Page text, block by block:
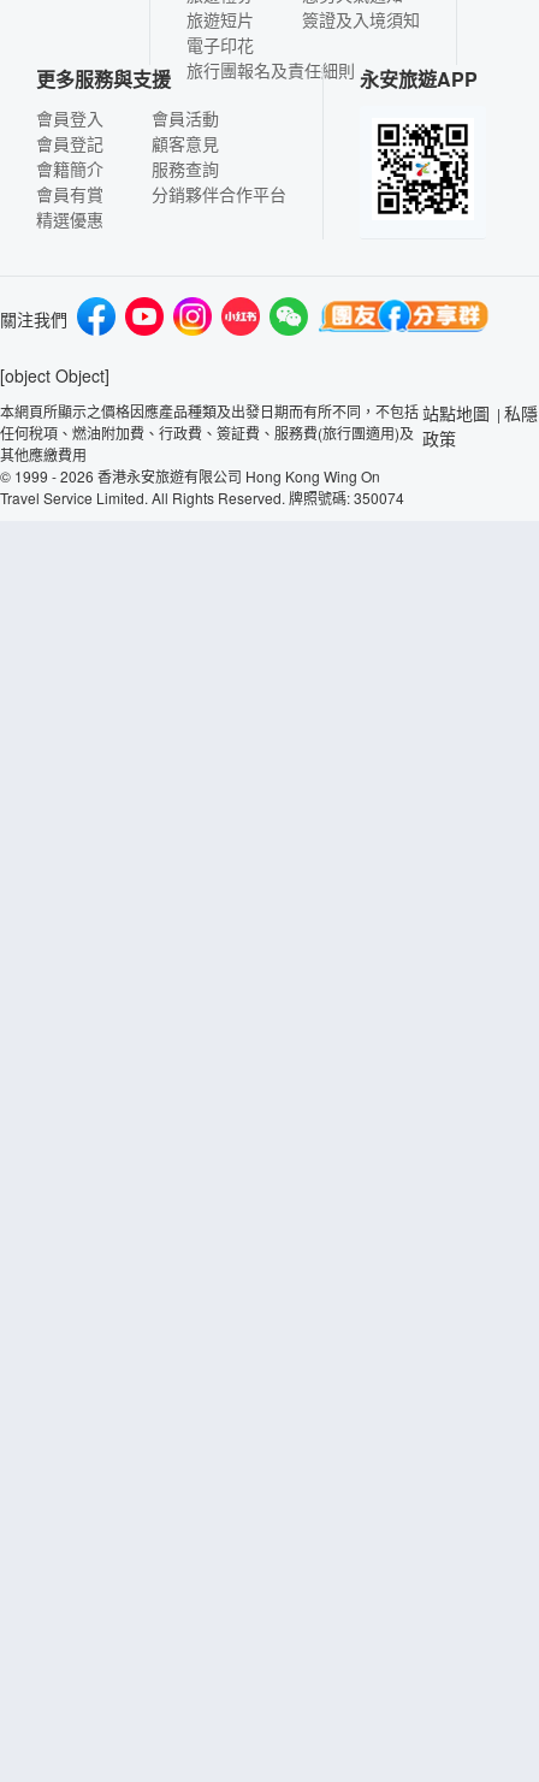
旅遊短片
電子印花
簽證及入境須知
旅行團報名及責任細則
更多服務與支援
會員登入
會員登記
會籍簡介
會員有賞
精選優惠
會員活動
顧客意見
服務查詢
分銷夥伴合作平台
永安旅遊APP
關注我們
[object Object]
本網頁所顯示之價格因應產品種類及出發日期而有所不同，不包括
任何稅項、燃油附加費、行政費、簽証費、服務費(旅行團適用)及
其他應繳費用
© 1999 - 2026 香港永安旅遊有限公司 Hong Kong Wing On
Travel Service Limited. All Rights Reserved. 牌照號碼: 350074
站點地圖 | 私隱
政策